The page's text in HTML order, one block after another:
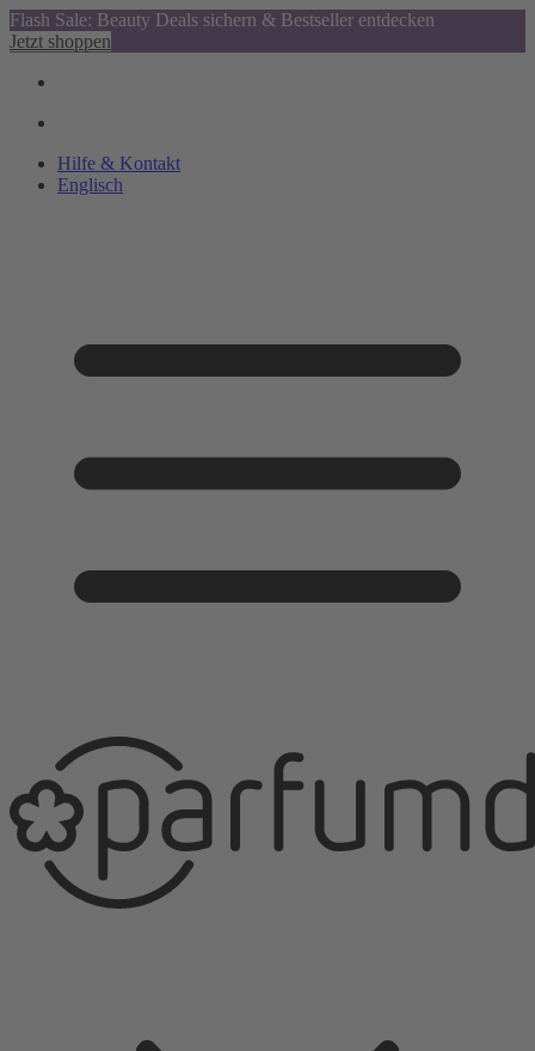
Flash Sale: Beauty Deals sichern & Bestseller entdecken
Jetzt shoppen
Hilfe & Kontakt
Englisch